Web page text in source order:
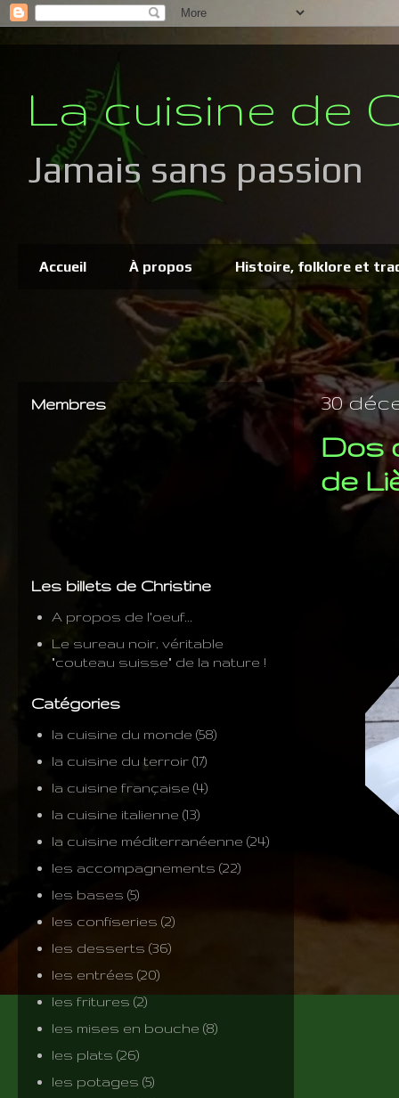
La cuisine de
Jamais sans passion
Accueil À propos Histoire, folklore et
30
Dos
de
Membres
Les billets de Christine
A propos de l'oeuf...
Le sureau noir, véritable
"couteau suisse" de la nature !
Catégories
la cuisine du monde (58)
la cuisine du terroir (17)
la cuisine française (4)
la cuisine italienne (13)
la cuisine méditerranéenne (24)
les accompagnements (22)
les bases (5)
les confiseries (2)
les desserts (36)
les entrées (20)
les fritures (2)
les mises en bouche (8)
les plats (26)
les potages (5)